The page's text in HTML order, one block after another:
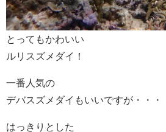
とってもかわいい
ルリスズメダイ！
一番人気の
デバスズメダイもいいですが・・・
はっきりとした